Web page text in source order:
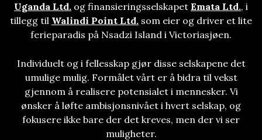
Uganda Ltd. og finansieringsselskapet Emata Ltd., i
tillegg til Walindi Point Ltd. som eier og driver et lite
ferieparadis på Nsadzi Island i Victoriasjøen.
Individuelt og i fellesskap gjør disse selskapene det
umulige mulig. Formålet vårt er å bidra til vekst
gjennom å realisere potensialet i mennesker. Vi
ønsker å løfte ambisjonsnivået i hvert selskap, og
fokusere ikke bare der det kreves, men der vi ser
muligheter.